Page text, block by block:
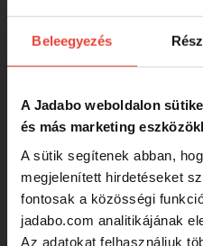
Beleegyezés
A Jadabo weboldalon
és más marketing
A sütik segítenek abban,
megjelenített hirdetéseket
fontosak a közösségi
jadabo.com analitikájának
Az adatokat felhasználjuk
2 990
iBite
2 490
iBite